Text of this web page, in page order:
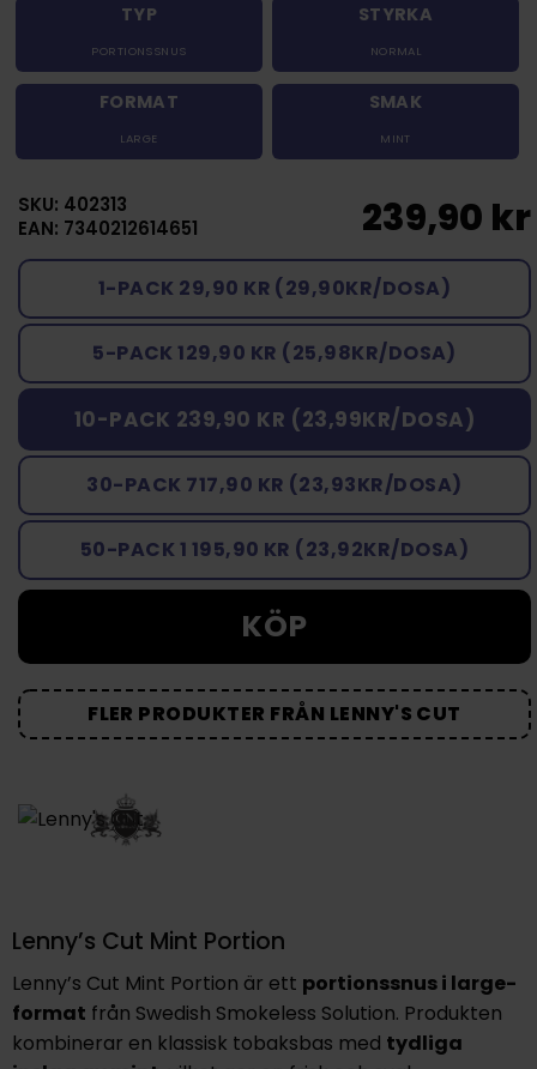
TYP
PORTIONSSNUS
STYRKA
NORMAL
FORMAT
LARGE
SMAK
MINT
SKU: 402313
EAN: 7340212614651
239,90 kr
1-PACK 29,90 KR (29,90KR/DOSA)
5-PACK 129,90 KR (25,98KR/DOSA)
10-PACK 239,90 KR (23,99KR/DOSA)
30-PACK 717,90 KR (23,93KR/DOSA)
50-PACK 1 195,90 KR (23,92KR/DOSA)
KÖP
FLER PRODUKTER FRÅN LENNY'S CUT
Lenny’s Cut Mint Portion
Lenny’s Cut Mint Portion är ett portionssnus i large-
format från Swedish Smokeless Solution. Produkten
kombinerar en klassisk tobaksbas med tydliga